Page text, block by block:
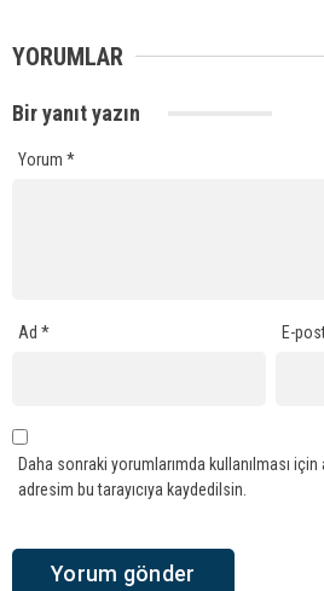
YORUMLAR
Bir yanıt yazın
Yorum *
Ad * E-
Daha sonraki yorumlarımda kullanılması
adresim bu tarayıcıya kaydedilsin.